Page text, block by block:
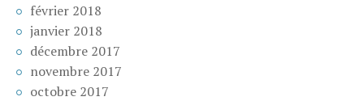
février 2018
janvier 2018
décembre 2017
novembre 2017
octobre 2017